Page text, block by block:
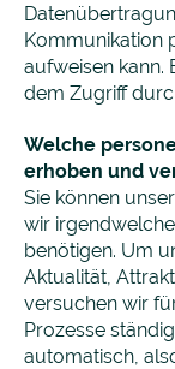
Kommunikation
aufweisen kann.
dem Zugriff
Welche
erhoben und
Sie können
wir
benötigen. Um
Aktualität,
versuchen wir
Prozesse
automatisch,